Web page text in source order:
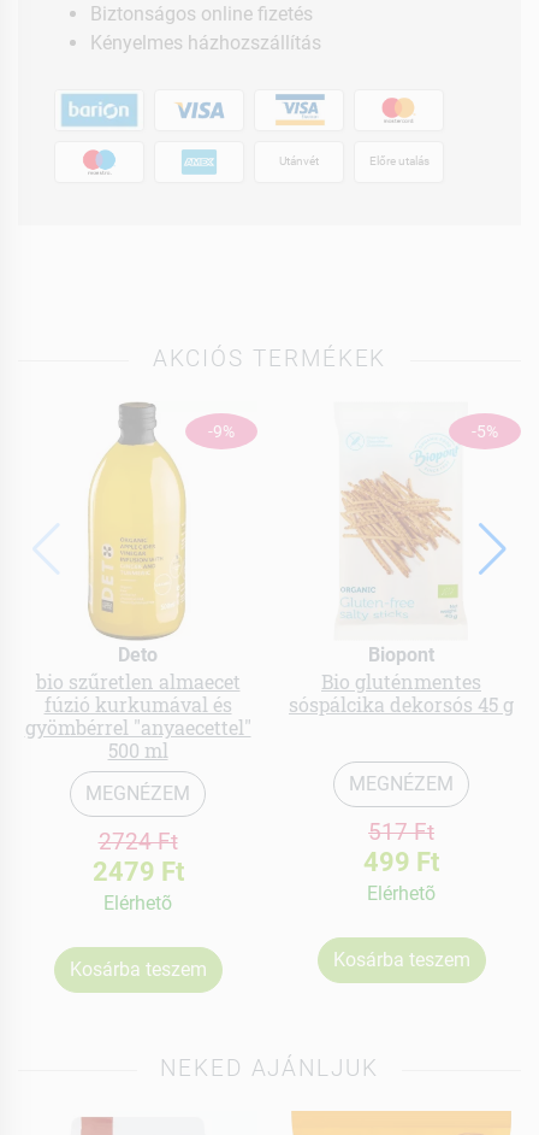
Biztonságos online fizetés
Kényelmes házhozszállítás
Utánvét Előre utalás
AKCIÓS TERMÉKEK
-9%
Deto
bio szűretlen almaecet
fúzió kurkumával és
gyömbérrel "anyaecettel"
500 ml
MEGNÉZEM
2724 Ft
2479 Ft
Elérhetõ
Kosárba teszem
-5%
Biopont
Bio gluténmentes
sóspálcika dekorsós 45 g
MEGNÉZEM
517 Ft
499 Ft
Elérhetõ
Kosárba teszem
NEKED AJÁNLJUK